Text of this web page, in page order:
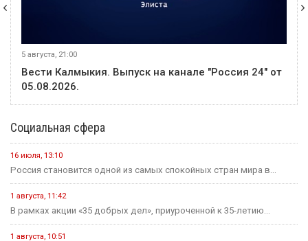
5 августа, 21:00
Вести Калмыкия. Выпуск на канале "Россия 24" от
05.08.2026.
Социальная сфера
16 июля, 13:10
Россия становится одной из самых спокойных стран мира в...
1 августа, 11:42
В рамках акции «35 добрых дел», приуроченной к 35-летию...
1 августа, 10:51